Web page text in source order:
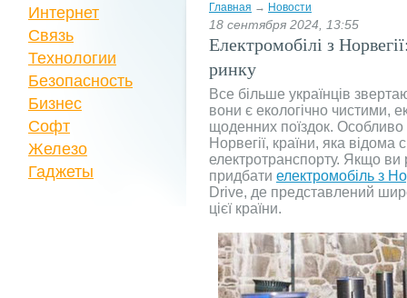
Главная → Новости
18 сентября 2024, 13:55
Електромобілі з
ринку
Все більше українців
вони є екологічно чистими,
щоденних поїздок. Особливо
Норвегії, країни, яка
електротранспорту. Якщо ви
придбати електромобіль з
Drive, де представлений
цієї країни.
Интернет
Связь
Технологии
Безопасность
Бизнес
Софт
Железо
Гаджеты